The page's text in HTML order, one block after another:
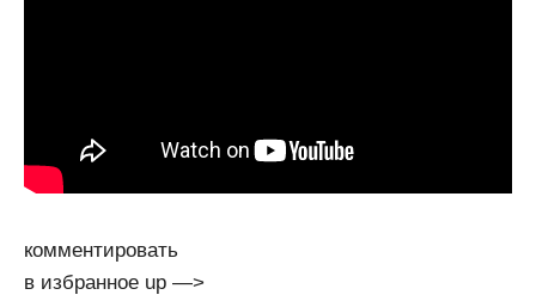
комментировать
в избранное up —>